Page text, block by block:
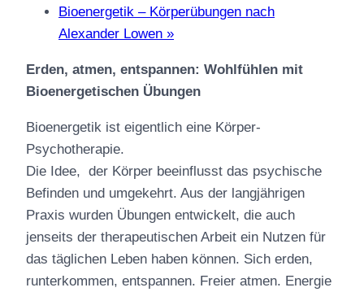
Bioenergetik – Körperübungen nach
Alexander Lowen »
Erden, atmen, entspannen: Wohlfühlen mit
Bioenergetischen Übungen
Bioenergetik ist eigentlich eine Körper-
Psychotherapie.
Die Idee, der Körper beeinflusst das psychische
Befinden und umgekehrt. Aus der langjährigen
Praxis wurden Übungen entwickelt, die auch
jenseits der therapeutischen Arbeit ein Nutzen für
das täglichen Leben haben können. Sich erden,
runterkommen, entspannen. Freier atmen. Energie